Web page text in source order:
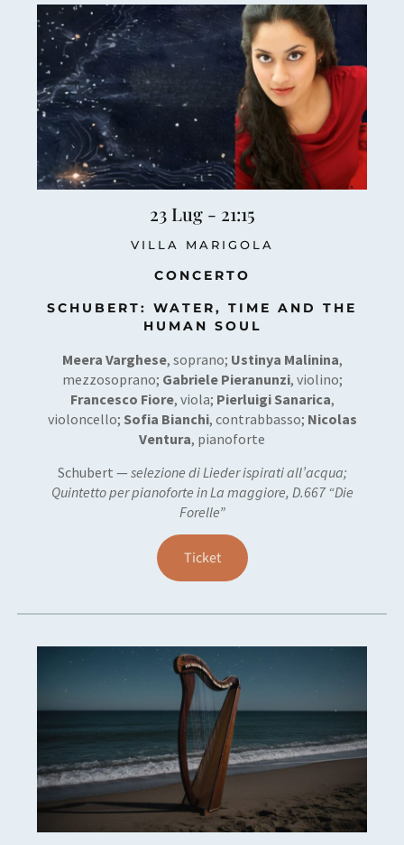
23 Lug - 21:15
VILLA MARIGOLA
CONCERTO
SCHUBERT: WATER, TIME AND THE
HUMAN SOUL
Meera Varghese, soprano; Ustinya Malinina,
mezzosoprano; Gabriele Pieranunzi, violino;
Francesco Fiore, viola; Pierluigi Sanarica,
violoncello; Sofia Bianchi, contrabbasso; Nicolas
Ventura, pianoforte
Schubert — selezione di Lieder ispirati all’acqua;
Quintetto per pianoforte in La maggiore, D.667 “Die
Forelle”
Ticket